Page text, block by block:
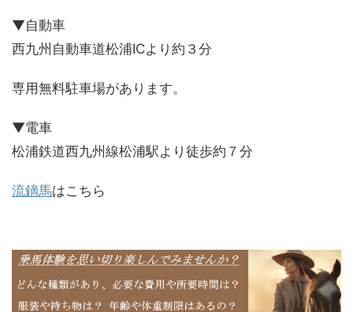
▼自動車
西九州自動車道松浦ICより約３分
専用無料駐車場があります。
▼電車
松浦鉄道西九州線松浦駅より徒歩約７分
流鏑馬はこちら